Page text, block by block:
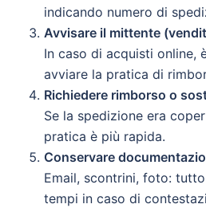
indicando numero di
Avvisare il mittente
In caso di acquisti online,
avviare la pratica di
Richiedere rimborso o
Se la spedizione era
pratica è più rapida.
Conservare
Email, scontrini, foto:
tempi in caso di